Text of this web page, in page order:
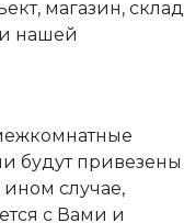
магазин, склад
нашей
будут привезены
случае,
с Вами и